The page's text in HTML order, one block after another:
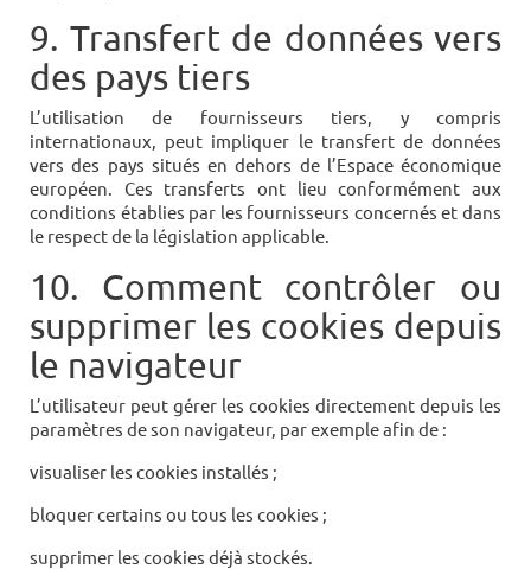
9. Transfert de données vers
des pays tiers
L’utilisation de fournisseurs tiers, y compris
internationaux, peut impliquer le transfert de données
vers des pays situés en dehors de l’Espace économique
européen. Ces transferts ont lieu conformément aux
conditions établies par les fournisseurs concernés et dans
le respect de la législation applicable.
10. Comment contrôler ou
supprimer les cookies depuis
le navigateur
L’utilisateur peut gérer les cookies directement depuis les
paramètres de son navigateur, par exemple afin de :
visualiser les cookies installés ;
bloquer certains ou tous les cookies ;
supprimer les cookies déjà stockés.